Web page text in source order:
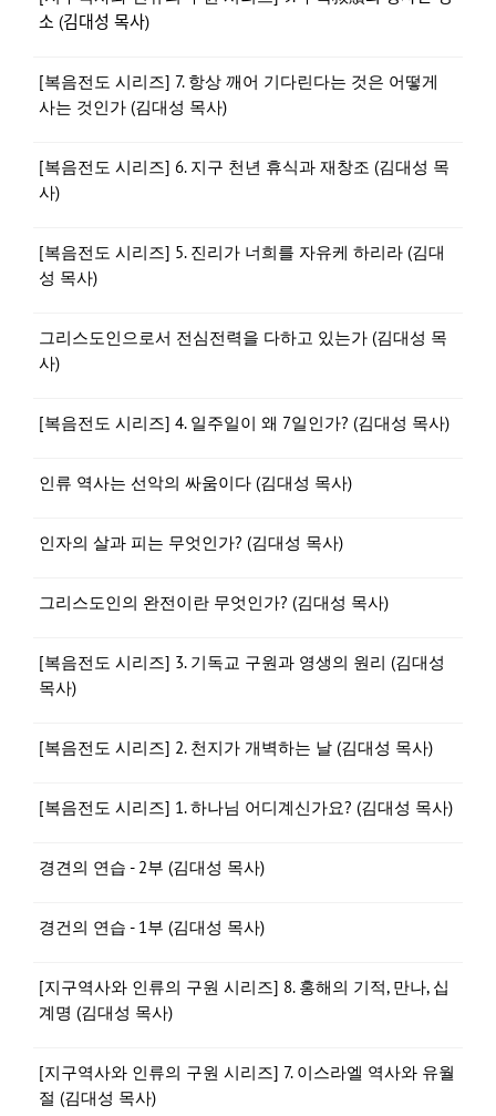
소 (김대성 목사)
[복음전도 시리즈] 7. 항상 깨어 기다린다는 것은 어떻게
사는 것인가 (김대성 목사)
[복음전도 시리즈] 6. 지구 천년 휴식과 재창조 (김대성 목
사)
[복음전도 시리즈] 5. 진리가 너희를 자유케 하리라 (김대
성 목사)
그리스도인으로서 전심전력을 다하고 있는가 (김대성 목
사)
[복음전도 시리즈] 4. 일주일이 왜 7일인가? (김대성 목사)
인류 역사는 선악의 싸움이다 (김대성 목사)
인자의 살과 피는 무엇인가? (김대성 목사)
그리스도인의 완전이란 무엇인가? (김대성 목사)
[복음전도 시리즈] 3. 기독교 구원과 영생의 원리 (김대성
목사)
[복음전도 시리즈] 2. 천지가 개벽하는 날 (김대성 목사)
[복음전도 시리즈] 1. 하나님 어디계신가요? (김대성 목사)
경견의 연습 - 2부 (김대성 목사)
경건의 연습 - 1부 (김대성 목사)
[지구역사와 인류의 구원 시리즈] 8. 홍해의 기적, 만나, 십
계명 (김대성 목사)
[지구역사와 인류의 구원 시리즈] 7. 이스라엘 역사와 유월
절 (김대성 목사)